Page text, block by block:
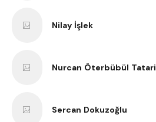
Nilay İşlek
Nurcan Öterbübül Tatari
Sercan Dokuzoğlu